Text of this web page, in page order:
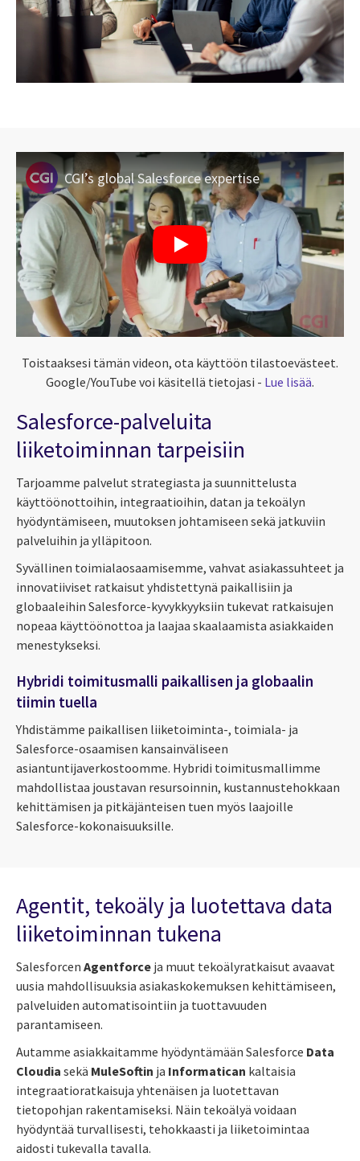
CGI’s global Salesforce expertise
Toistaaksesi tämän videon, ota käyttöön tilastoevästeet.
Google/YouTube voi käsitellä tietojasi - Lue lisää.
Salesforce-palveluita
liiketoiminnan tarpeisiin
Tarjoamme palvelut strategiasta ja suunnittelusta
käyttöönottoihin, integraatioihin, datan ja tekoälyn
hyödyntämiseen, muutoksen johtamiseen sekä jatkuviin
palveluihin ja ylläpitoon.
Syvällinen toimialaosaamisemme, vahvat asiakassuhteet ja
innovatiiviset ratkaisut yhdistettynä paikallisiin ja
globaaleihin Salesforce-kyvykkyyksiin tukevat ratkaisujen
nopeaa käyttöönottoa ja laajaa skaalaamista asiakkaiden
menestykseksi.
Hybridi toimitusmalli paikallisen ja globaalin
tiimin tuella
Yhdistämme paikallisen liiketoiminta-, toimiala- ja
Salesforce-osaamisen kansainväliseen
asiantuntijaverkostoomme. Hybridi toimitusmallimme
mahdollistaa joustavan resursoinnin, kustannustehokkaan
kehittämisen ja pitkäjänteisen tuen myös laajoille
Salesforce-kokonaisuuksille.
Agentit, tekoäly ja luotettava data
liiketoiminnan tukena
Salesforcen Agentforce ja muut tekoälyratkaisut avaavat
uusia mahdollisuuksia asiakaskokemuksen kehittämiseen,
palveluiden automatisointiin ja tuottavuuden
parantamiseen.
Autamme asiakkaitamme hyödyntämään Salesforce Data
Cloudia sekä MuleSoftin ja Informatican kaltaisia
integraatioratkaisuja yhtenäisen ja luotettavan
tietopohjan rakentamiseksi. Näin tekoälyä voidaan
hyödyntää turvallisesti, tehokkaasti ja liiketoimintaa
aidosti tukevalla tavalla.